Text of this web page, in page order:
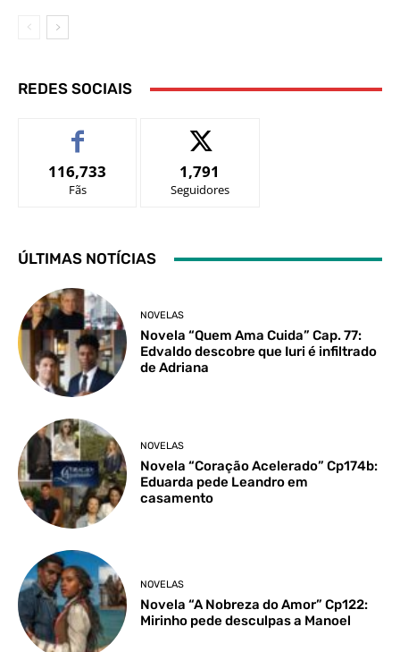
REDES SOCIAIS
116,733
Fãs
1,791
Seguidores
ÚLTIMAS NOTÍCIAS
NOVELAS
Novela “Quem Ama Cuida” Cap. 77:
Edvaldo descobre que Iuri é infiltrado
de Adriana
NOVELAS
Novela “Coração Acelerado” Cp174b:
Eduarda pede Leandro em
casamento
NOVELAS
Novela “A Nobreza do Amor” Cp122:
Mirinho pede desculpas a Manoel